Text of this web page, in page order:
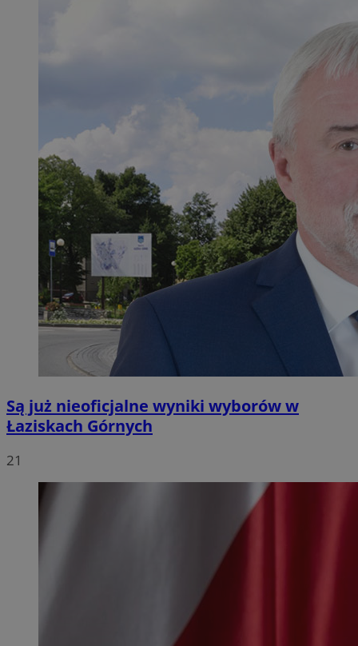
Są już nieoficjalne wyniki wyborów w
Łaziskach Górnych
21